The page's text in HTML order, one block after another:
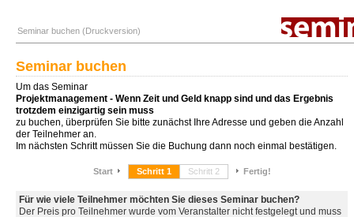
Seminar buchen (Druckversion)
Seminar buchen
Um das Seminar
Projektmanagement - Wenn Zeit und Geld knapp sind und das Ergebnis
trotzdem einzigartig sein muss
zu buchen, überprüfen Sie bitte zunächst Ihre Adresse und geben die Anzahl
der Teilnehmer an.
Im nächsten Schritt müssen Sie die Buchung dann noch einmal bestätigen.
Start Schritt 1 Schritt 2 Fertig!
Für wie viele Teilnehmer möchten Sie dieses Seminar buchen?
Der Preis pro Teilnehmer wurde vom Veranstalter nicht festgelegt und muss